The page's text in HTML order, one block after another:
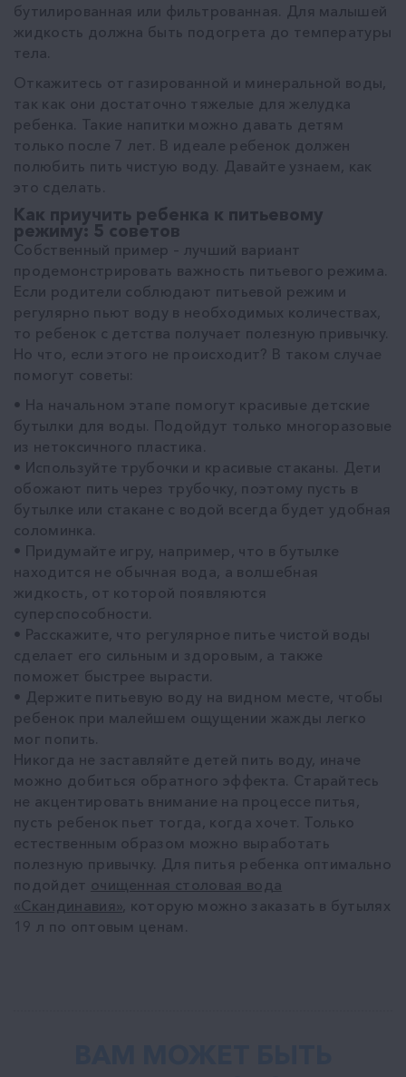
бутилированная или фильтрованная. Для малышей
жидкость должна быть подогрета до температуры
тела.
Откажитесь от газированной и минеральной воды,
так как они достаточно тяжелые для желудка
ребенка. Такие напитки можно давать детям
только после 7 лет. В идеале ребенок должен
полюбить пить чистую воду. Давайте узнаем, как
это сделать.
Как приучить ребенка к питьевому
режиму: 5 советов
Собственный пример – лучший вариант
продемонстрировать важность питьевого режима.
Если родители соблюдают питьевой режим и
регулярно пьют воду в необходимых количествах,
то ребенок с детства получает полезную привычку.
Но что, если этого не происходит? В таком случае
помогут советы:
• На начальном этапе помогут красивые детские
бутылки для воды. Подойдут только многоразовые
из нетоксичного пластика.
• Используйте трубочки и красивые стаканы. Дети
обожают пить через трубочку, поэтому пусть в
бутылке или стакане с водой всегда будет удобная
соломинка.
• Придумайте игру, например, что в бутылке
находится не обычная вода, а волшебная
жидкость, от которой появляются
суперспособности.
• Расскажите, что регулярное питье чистой воды
сделает его сильным и здоровым, а также
поможет быстрее вырасти.
• Держите питьевую воду на видном месте, чтобы
ребенок при малейшем ощущении жажды легко
мог попить.
Никогда не заставляйте детей пить воду, иначе
можно добиться обратного эффекта. Старайтесь
не акцентировать внимание на процессе питья,
пусть ребенок пьет тогда, когда хочет. Только
естественным образом можно выработать
полезную привычку. Для питья ребенка оптимально
подойдет очищенная столовая вода
«Скандинавия», которую можно заказать в бутылях
19 л по оптовым ценам.